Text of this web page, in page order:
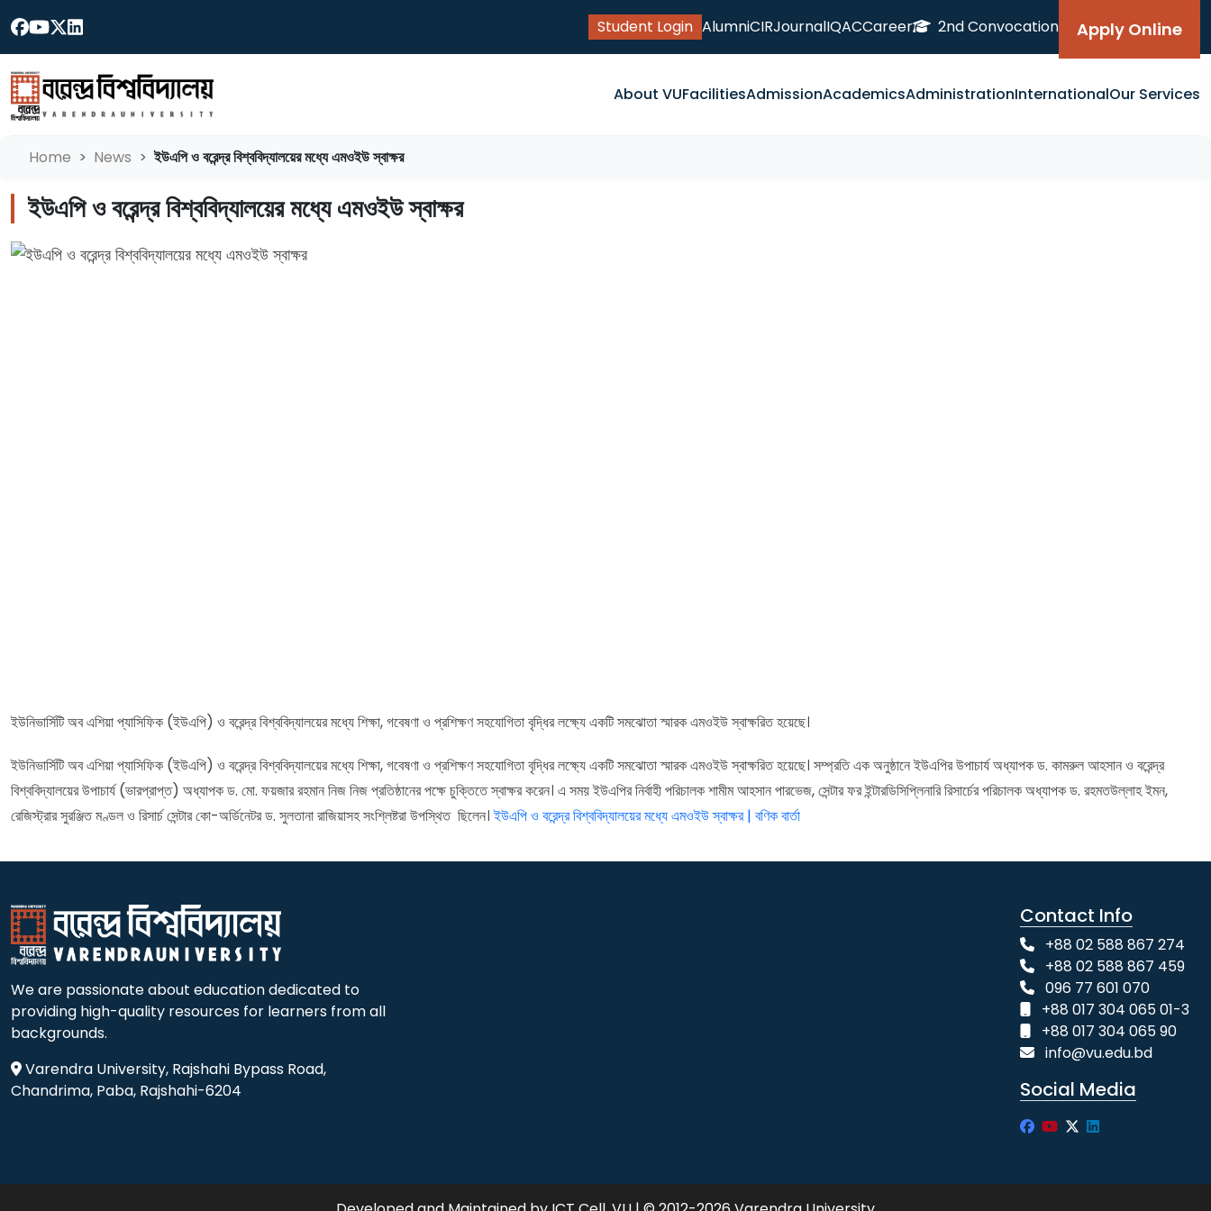
Student Login AlumniCIRJournalIQACCareer 2nd Convocation Apply Online
About VUFacilitiesAdmissionAcademicsAdministrationInternationalOur Services
Home News ইউএপি ও বরেন্দ্র বিশ্ববিদ্যালয়ের মধ্যে এমওইউ স্বাক্ষর
ইউএপি ও বরেন্দ্র বিশ্ববিদ্যালয়ের মধ্যে এমওইউ স্বাক্ষর
ইউনিভার্সিটি অব এশিয়া প্যাসিফিক (ইউএপি) ও বরেন্দ্র বিশ্ববিদ্যালয়ের মধ্যে শিক্ষা, গবেষণা ও প্রশিক্ষণ সহযোগিতা বৃদ্ধির লক্ষ্যে একটি সমঝোতা স্মারক এমওইউ স্বাক্ষরিত হয়েছে।
ইউনিভার্সিটি অব এশিয়া প্যাসিফিক (ইউএপি) ও বরেন্দ্র বিশ্ববিদ্যালয়ের মধ্যে শিক্ষা, গবেষণা ও প্রশিক্ষণ সহযোগিতা বৃদ্ধির লক্ষ্যে একটি সমঝোতা স্মারক এমওইউ স্বাক্ষরিত হয়েছে। সম্প্রতি এক অনুষ্ঠানে ইউএপির উপাচার্য অধ্যাপক ড. কামরুল আহসান ও বরেন্দ্র
বিশ্ববিদ্যালয়ের উপাচার্য (ভারপ্রাপ্ত) অধ্যাপক ড. মো. ফয়জার রহমান নিজ নিজ প্রতিষ্ঠানের পক্ষে চুক্তিতে স্বাক্ষর করেন। এ সময় ইউএপির নির্বাহী পরিচালক শামীম আহসান পারভেজ, সেন্টার ফর ইন্টারডিসিপ্লিনারি রিসার্চের পরিচালক অধ্যাপক ড. রহমতউল্লাহ ইমন,
রেজিস্ট্রার সুরঞ্জিত মণ্ডল ও রিসার্চ সেন্টার কো-অর্ডিনেটর ড. সুলতানা রাজিয়াসহ সংশ্লিষ্টরা উপস্থিত ছিলেন।ইউএপি ও বরেন্দ্র বিশ্ববিদ্যালয়ের মধ্যে এমওইউ স্বাক্ষর | বণিক বার্তা
We are passionate about education dedicated to
providing high-quality resources for learners from all
backgrounds.
Varendra University, Rajshahi Bypass Road,
Chandrima, Paba, Rajshahi-6204
Contact Info
+88 02 588 867 274
+88 02 588 867 459
096 77 601 070
+88 017 304 065 01-3
+88 017 304 065 90
info@vu.edu.bd
Social Media